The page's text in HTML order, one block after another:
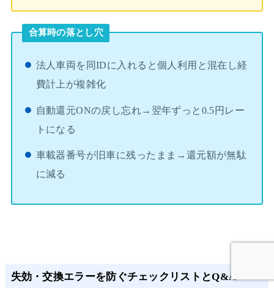
合算時の落とし穴
法人車両を同IDに入れると個人利用と混在し経
費計上が複雑化
自動還元ONの戻し忘れ→翌年ずっと0.5円レー
トになる
車載器番号が旧車に残ったまま→還元額が無駄
に減る
失効・交換エラーを防ぐチェックリストとQ&A